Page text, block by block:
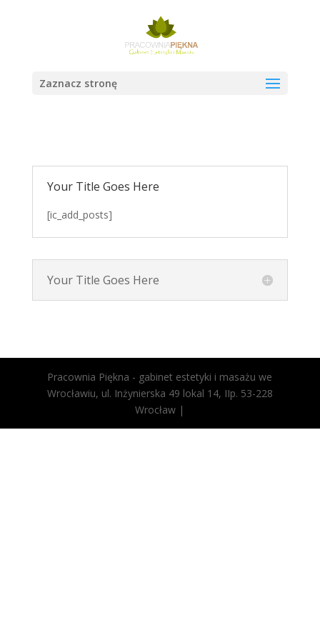
Zaznacz stronę
Your Title Goes Here
[ic_add_posts]
Your Title Goes Here
Pracownia Piękna - gabinet estetyki i masażu we
Wrocławiu, ul. Inżynierska 49 lokal 14, IIp. 53-228
Wrocław |